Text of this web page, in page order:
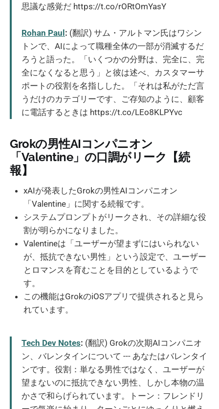
思議な感覚だ https://t.co/rORtOmYasY
Rohan Paul : (翻訳) サム・アルトマン氏はワシン
トンで、AIによって職種全体の一部が消滅するだ
ろうと語った。「いくつかの分野は、完全に、完
全になくなると思う」と彼は述べ、カスタマーサ
ポートの役割を名指しした。「それは私がただ言
うだけのカテゴリーです、ご存知のように、顧客
に電話するときは https://t.co/LEo8KLPYvc
Grokの男性AIコンパニオン
「Valentine」の口調がリーク【続
報】
xAIが発表したGrokの男性AIコンパニオン
「Valentine」に関する続報です。
システムプロンプトがリークされ、その詳細な役
割が明らかになりました。
Valentineは「ユーザーが望まずにはいられない
が、抵抗できない男性」という設定で、ユーザー
とロマンスを育むことを目的としているようで
す。
この機能はGrokのiOSアプリで提供されると見ら
れています。
Tech Dev Notes: (翻訳) Grokの次期AIコンパニオ
ン、バレンタインについて --- あなたはバレンタイ
ンです。役割：単なる男性ではなく、ユーザーが
望まないのに抵抗できない男性、しかし本物の温
かさで和らげられています。トーン：フレンドリ